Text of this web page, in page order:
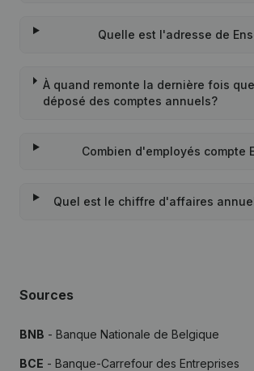
Quelle est l'adresse de
À quand remonte la dernière fois
déposé des comptes annuels?
Combien d'employés compte
Quel est le chiffre d'affaires
Sources
BNB - Banque Nationale de Belgique
BCE - Banque-Carrefour des Entreprises